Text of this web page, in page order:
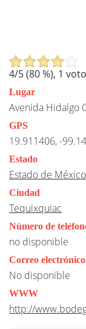
4/5 (80%), 1 voto
Lugar
Avenida Hidalgo
GPS
19.911406, -
Estado
Estado de México
Ciudad
Tequixquiac
Número de
no disponible
Correo electrónico
No disponible
WWW
http://